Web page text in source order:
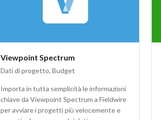
Viewpoint Spectrum
Dati di progetto, Budget
Importa in tutta semplicità le informazioni
chiave da Viewpoint Spectrum a Fieldwire
per avviare i progetti più velocemente e